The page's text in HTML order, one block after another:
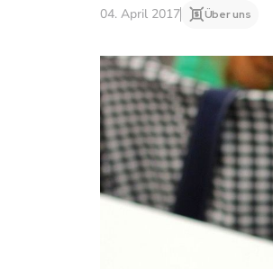
04. April 2017 Über uns